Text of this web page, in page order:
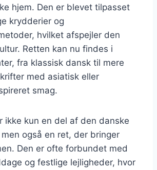
hjem. Den er blevet tilpasset
krydderier og
hvilket afspejler den
Retten kan nu findes i
fra klassisk dansk til mere
med asiatisk eller
smag.
ikke kun en del af den danske
også en ret, der bringer
Den er ofte forbundet med
og festlige lejligheder, hvor